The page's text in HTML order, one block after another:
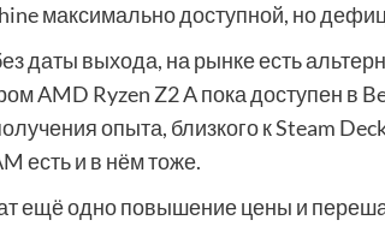
максимально доступной, но
даты выхода, на рынке есть
AMD Ryzen Z2 A пока доступен в
опыта, близкого к Steam
есть и в нём тоже.
ещё одно повышение цены и